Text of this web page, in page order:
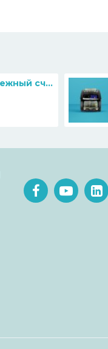
Magner 130: Надежный счетчик банкнот с функцией определением номинала